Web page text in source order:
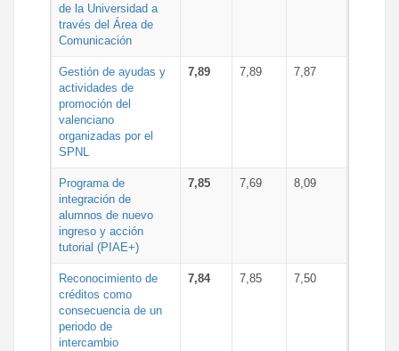
de la Universidad a
través del Área de
Comunicación
Gestión de ayudas y
actividades de
promoción del
valenciano
organizadas por el
SPNL
7,89 7,89 7,87
Programa de
integración de
alumnos de nuevo
ingreso y acción
tutorial (PIAE+)
7,85 7,69 8,09
Reconocimiento de
créditos como
consecuencia de un
periodo de
intercambio
7,84 7,85 7,50